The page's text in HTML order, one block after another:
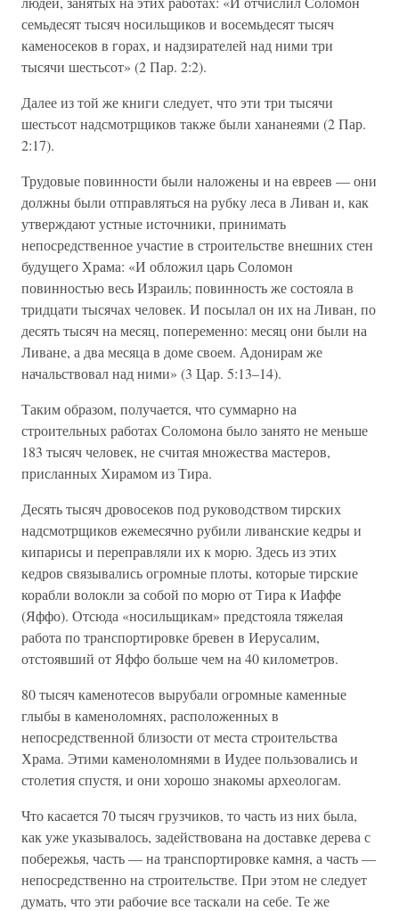
семьдесят тысяч носильщиков и восемьдесят тысяч
каменосеков в горах, и надзирателей над ними три
тысячи шестьсот» (2 Пар. 2:2).
Далее из той же книги следует, что эти три тысячи
шестьсот надсмотрщиков также были хананеями (2 Пар.
2:17).
Трудовые повинности были наложены и на евреев — они
должны были отправляться на рубку леса в Ливан и, как
утверждают устные источники, принимать
непосредственное участие в строительстве внешних стен
будущего Храма: «И обложил царь Соломон
повинностью весь Израиль; повинность же состояла в
тридцати тысячах человек. И посылал он их на Ливан, по
десять тысяч на месяц, попеременно: месяц они были на
Ливане, а два месяца в доме своем. Адонирам же
начальствовал над ними» (3 Цар. 5:13–14).
Таким образом, получается, что суммарно на
строительных работах Соломона было занято не меньше
183 тысяч человек, не считая множества мастеров,
присланных Хирамом из Тира.
Десять тысяч дровосеков под руководством тирских
надсмотрщиков ежемесячно рубили ливанские кедры и
кипарисы и переправляли их к морю. Здесь из этих
кедров связывались огромные плоты, которые тирские
корабли волокли за собой по морю от Тира к Иаффе
(Яффо). Отсюда «носильщикам» предстояла тяжелая
работа по транспортировке бревен в Иерусалим,
отстоявший от Яффо больше чем на 40 километров.
80 тысяч каменотесов вырубали огромные каменные
глыбы в каменоломнях, расположенных в
непосредственной близости от места строительства
Храма. Этими каменоломнями в Иудее пользовались и
столетия спустя, и они хорошо знакомы археологам.
Что касается 70 тысяч грузчиков, то часть из них была,
как уже указывалось, задействована на доставке дерева с
побережья, часть — на транспортировке камня, а часть —
непосредственно на строительстве. При этом не следует
думать, что эти рабочие все таскали на себе. Те же